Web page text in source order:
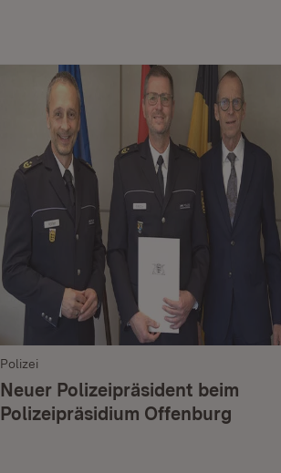
Polizei
Neuer Polizeipräsident beim
Polizeipräsidium Offenburg